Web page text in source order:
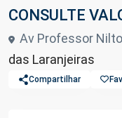
CONSULTE
Av Professor
das Laranjeiras
Compartilhar